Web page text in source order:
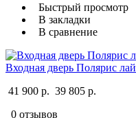
Быстрый просмотр
В закладки
В сравнение
Входная дверь Полярис
41 900 р. 39 805 р.
0 отзывов